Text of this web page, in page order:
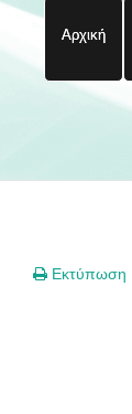
Αρχική
Εκτύπωση